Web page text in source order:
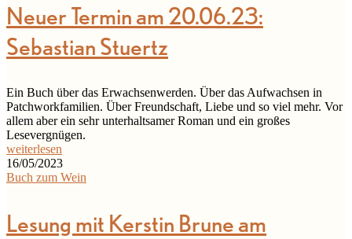
Neuer Termin am 20.06.23:
Sebastian Stuertz
Ein Buch über das Erwachsenwerden. Über das Aufwachsen in
Patchworkfamilien. Über Freundschaft, Liebe und so viel mehr. Vor
allem aber ein sehr unterhaltsamer Roman und ein großes
Lesevergnügen.
weiterlesen
16/05/2023
Buch zum Wein
Lesung mit Kerstin Brune am